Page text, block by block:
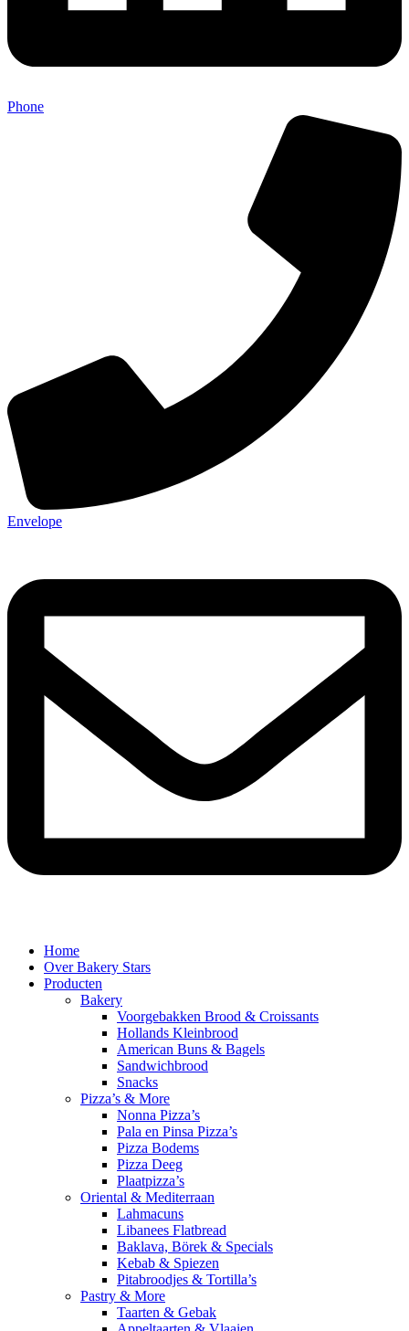
Phone
Envelope
Home
Over Bakery Stars
Producten
Bakery
Voorgebakken Brood & Croissants
Hollands Kleinbrood
American Buns & Bagels
Sandwichbrood
Snacks
Pizza’s & More
Nonna Pizza’s
Pala en Pinsa Pizza’s
Pizza Bodems
Pizza Deeg
Plaatpizza’s
Oriental & Mediterraan
Lahmacuns
Libanees Flatbread
Baklava, Börek & Specials
Kebab & Spiezen
Pitabroodjes & Tortilla’s
Pastry & More
Taarten & Gebak